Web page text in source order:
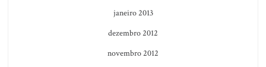
janeiro 2013
dezembro 2012
novembro 2012